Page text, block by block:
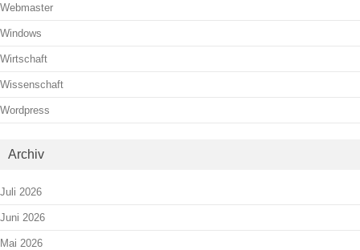
Webmaster
Windows
Wirtschaft
Wissenschaft
Wordpress
Archiv
Juli 2026
Juni 2026
Mai 2026